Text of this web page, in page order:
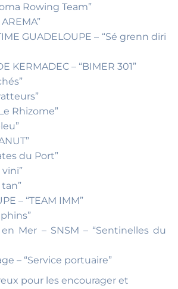
Rowing Team”
GUADELOUPE – “Sé grenn diri
KERMADEC – “BIMER 301”
Rhizome”
du Port”
vini”
tan”
– “TEAM IMM”
Mer – SNSM – “Sentinelles du
– “Service portuaire”
pour les encourager et